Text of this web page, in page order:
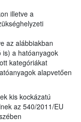
illetve a
az alábbiakban
is) a hatóanyagok
kategóriákat
alapvetően
kis kockázatú
az 540/2011/EU